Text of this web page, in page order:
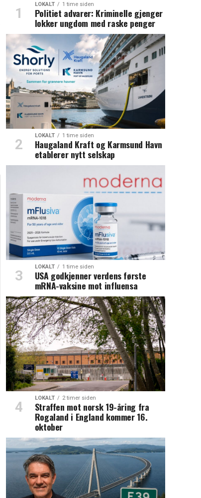
LOKALT 1 time siden
Politiet advarer: Kriminelle gjenger
lokker ungdom med raske penger
LOKALT 1 time siden
Haugaland Kraft og Karmsund Havn
etablerer nytt selskap
LOKALT 1 time siden
USA godkjenner verdens første
mRNA-vaksine mot influensa
LOKALT 2 timer siden
Straffen mot norsk 19-åring fra
Rogaland i England kommer 16.
oktober